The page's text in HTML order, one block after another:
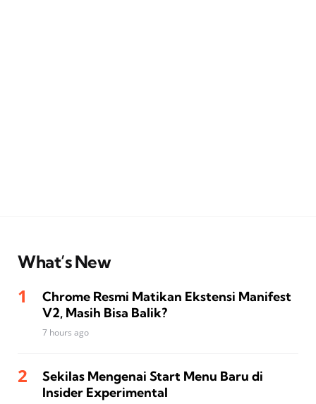
What’s New
Chrome Resmi Matikan Ekstensi Manifest
V2, Masih Bisa Balik?
7 hours ago
Sekilas Mengenai Start Menu Baru di
Insider Experimental